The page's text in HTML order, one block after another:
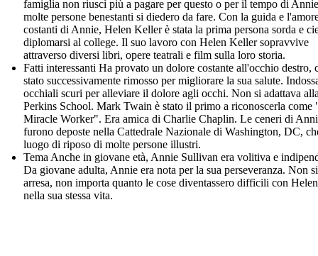
famiglia non riuscì più a pagare per questo o per il tempo di
molte persone benestanti si diedero da fare. Con la guida e
costanti di Annie, Helen Keller è stata la prima persona sorda e
diplomarsi al college. Il suo lavoro con Helen Keller sopravvive
attraverso diversi libri, opere teatrali e film sulla loro storia.
Fatti interessanti Ha provato un dolore costante all'occhio destro,
stato successivamente rimosso per migliorare la sua salute.
occhiali scuri per alleviare il dolore agli occhi. Non si adattava
Perkins School. Mark Twain è stato il primo a riconoscerla come
Miracle Worker". Era amica di Charlie Chaplin. Le ceneri di
furono deposte nella Cattedrale Nazionale di Washington, DC,
luogo di riposo di molte persone illustri.
Tema Anche in giovane età, Annie Sullivan era volitiva e
Da giovane adulta, Annie era nota per la sua perseveranza. Non
arresa, non importa quanto le cose diventassero difficili con
nella sua stessa vita.